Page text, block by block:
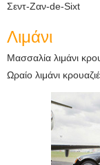
Σεντ-Ζαν-de-Sixt
Λιμάνι
Μασσαλία λιμάνι
Ωραίο λιμάνι